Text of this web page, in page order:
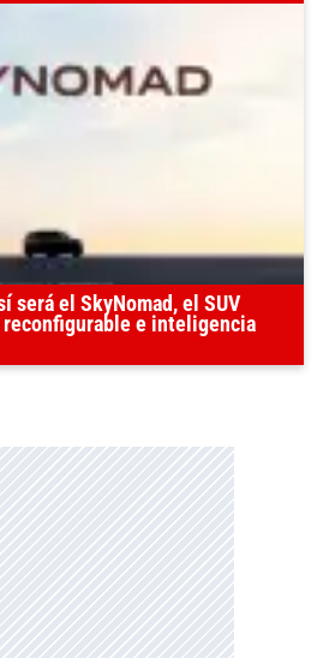
será el SkyNomad, el SUV
e inteligencia